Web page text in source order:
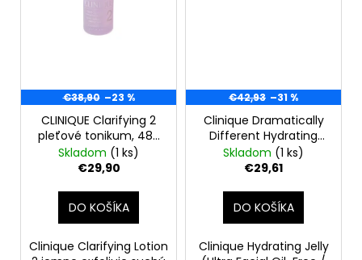
€38,90 –23 %
CLINIQUE Clarifying 2
pleťové tonikum, 487
ml
Skladom (1 ks)
€29,90
DO KOŠÍKA
Clinique Clarifying Lotion
€42,93 –31 %
Clinique Dramatically
Different Hydrating
Jelly Ľahký hydratačný
krém 200 ml
Skladom (1 ks)
€29,61
DO KOŠÍKA
Clinique Hydrating Jelly